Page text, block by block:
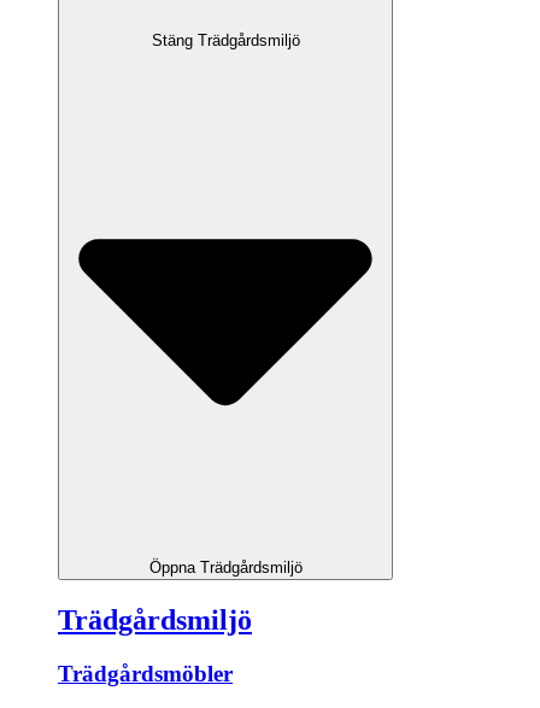
Stäng Trädgårdsmiljö
Öppna Trädgårdsmiljö
Trädgårdsmiljö
Trädgårdsmöbler